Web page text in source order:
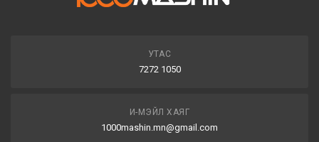
УТАС
7272 1050
И-МЭЙЛ ХАЯГ
1000mashin.mn@gmail.com